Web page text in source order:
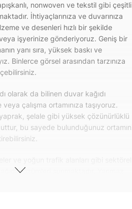
nonwoven ve tekstil gibi çeşitli
İhtiyaçlarınıza ve duvarınıza
ve desenleri hızlı bir şekilde
işyerinize gönderiyoruz. Geniş bir
yanı sıra, yüksek baskı ve
Binlerce görsel arasından tarzınıza
olarak da bilinen duvar kağıdı
çalışma ortamınıza taşıyoruz.
şelale gibi yüksek çözünürlüklü
bu sayede bulunduğunuz ortamın
çözümleri sunmaktadır. Yanmaz